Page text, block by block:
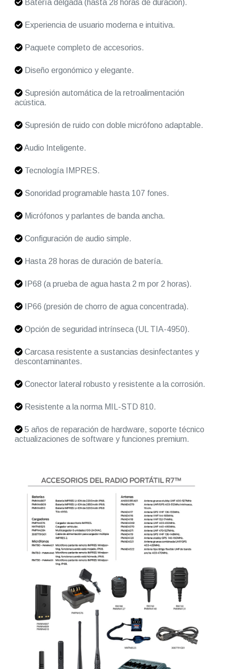
Batería delgada (hasta 28 horas de duración).
Experiencia de usuario moderna e intuitiva.
Paquete completo de accesorios.
Diseño ergonómico y elegante.
Supresión automática de la retroalimentación
acústica.
Supresión de ruido con doble micrófono adaptable.
Audio Inteligente.
Tecnología IMPRES.
Sonoridad programable hasta 107 fones.
Micrófonos y parlantes de banda ancha.
Configuración de audio simple.
Hasta 28 horas de duración de batería.
IP68 (a prueba de agua hasta 2 m por 2 horas).
IP66 (presión de chorro de agua concentrada).
Opción de seguridad intrínseca (UL TIA-4950).
Carcasa resistente a sustancias desinfectantes y
descontaminantes.
Conector lateral robusto y resistente a la corrosión.
Resistente a la norma MIL-STD 810.
5 años de reparación de hardware, soporte técnico
actualizaciones de software y funciones premium.